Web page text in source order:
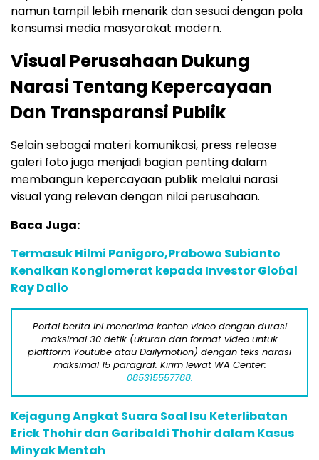
namun tampil lebih menarik dan sesuai dengan pola
konsumsi media masyarakat modern.
Visual Perusahaan Dukung
Narasi Tentang Kepercayaan
Dan Transparansi Publik
Selain sebagai materi komunikasi, press release
galeri foto juga menjadi bagian penting dalam
membangun kepercayaan publik melalui narasi
visual yang relevan dengan nilai perusahaan.
Baca Juga:
Termasuk Hilmi Panigoro,Prabowo Subianto
Kenalkan Konglomerat kepada Investor Gloɓal
Ray Dalio
Portal berita ini menerima konten video dengan durasi
maksimal 30 detik (ukuran dan format video untuk
plaftform Youtube atau Dailymotion) dengan teks narasi
maksimal 15 paragraf. Kirim lewat WA Center:
085315557788.
Kejagung Angkat Suara Soal Isu Keterlibatan
Erick Thohir dan Garibaldi Thohir dalam Kasus
Minyak Mentah